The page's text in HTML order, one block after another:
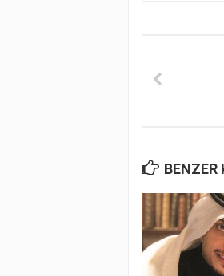
BENZER